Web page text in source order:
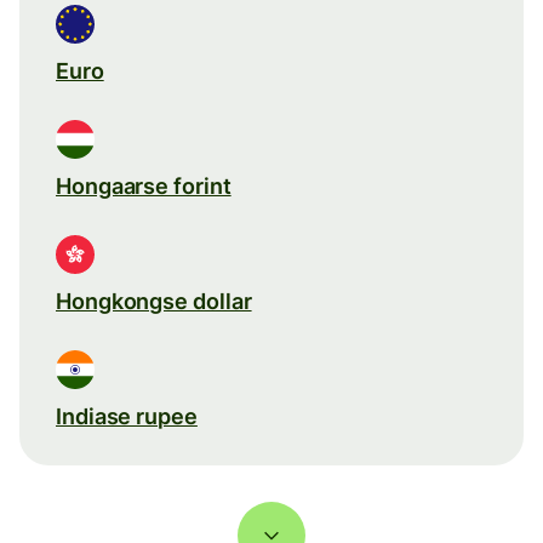
Euro
Hongaarse forint
Hongkongse dollar
Indiase rupee